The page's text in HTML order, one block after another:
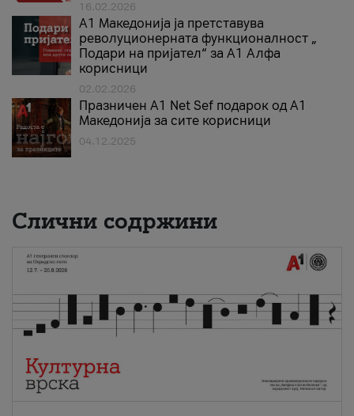
16.02.2026
А1 Македонија ја претставува
револуционерната функционалност „
Подари на пријател“ за А1 Алфа
корисници
02.02.2026
Празничен A1 Net Sеf подарок од А1
Македонија за сите корисници
04.12.2025
Слични содржини